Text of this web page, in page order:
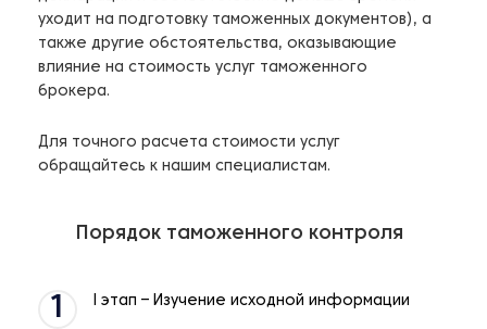
уходит на подготовку таможенных документов), а
также другие обстоятельства, оказывающие
влияние на стоимость услуг таможенного
брокера.
Для точного расчета стоимости услуг
обращайтесь к нашим специалистам.
Порядок таможенного контроля
1 I этап – Изучение исходной информации